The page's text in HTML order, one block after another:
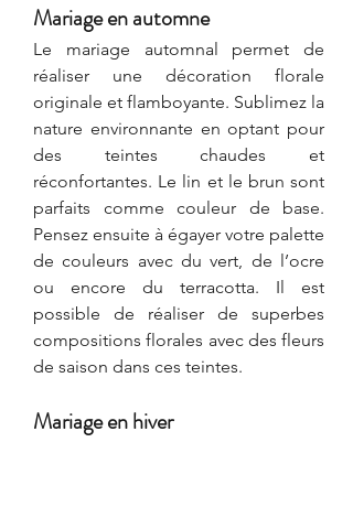
Mariage en automne
Le mariage automnal permet de
réaliser une décoration florale
originale et flamboyante. Sublimez la
nature environnante en optant pour
des teintes chaudes et
réconfortantes. Le lin et le brun sont
parfaits comme couleur de base.
Pensez ensuite à égayer votre palette
de couleurs avec du vert, de l’ocre
ou encore du terracotta. Il est
possible de réaliser de superbes
compositions florales avec des fleurs
de saison dans ces teintes.
Mariage en hiver